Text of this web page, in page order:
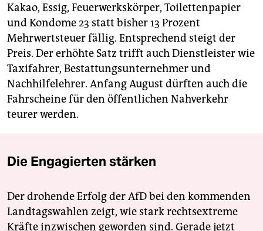
Kakao, Essig, Feuerwerkskörper, Toilettenpapier
und Kondome 23 statt bisher 13 Prozent
Mehrwertsteuer fällig. Entsprechend steigt der
Preis. Der erhöhte Satz trifft auch Dienstleister wie
Taxifahrer, Bestattungsunternehmer und
Nachhilfelehrer. Anfang August dürften auch die
Fahrscheine für den öffentlichen Nahverkehr
teurer werden.
Die Engagierten stärken
Der drohende Erfolg der AfD bei den kommenden
Landtagswahlen zeigt, wie stark rechtsextreme
Kräfte inzwischen geworden sind. Gerade jetzt